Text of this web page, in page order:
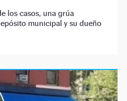
los casos, una grúa
municipal y su dueño